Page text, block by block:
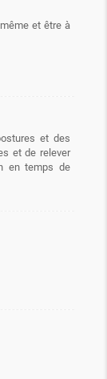
et être à
et des
et de relever
en temps de